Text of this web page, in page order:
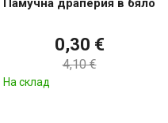
Памучна драперия в бяло
0,30 €
4,10 €
На склад